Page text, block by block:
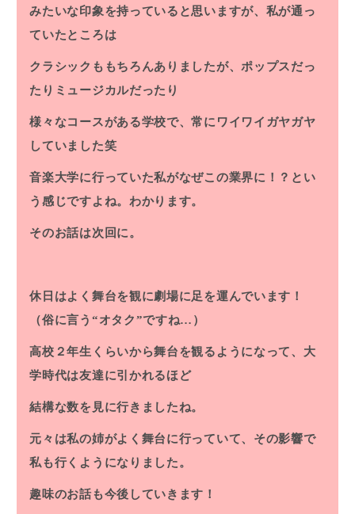
みたいな印象を持っていると思いますが、私が通っ
ていたところは
クラシックももちろんありましたが、ポップスだっ
たりミュージカルだったり
様々なコースがある学校で、常にワイワイガヤガヤ
していました笑
音楽大学に行っていた私がなぜこの業界に！？とい
う感じですよね。わかります。
そのお話は次回に。
休日はよく舞台を観に劇場に足を運んでいます！
（俗に言う“オタク”ですね…）
高校２年生くらいから舞台を観るようになって、大
学時代は友達に引かれるほど
結構な数を見に行きましたね。
元々は私の姉がよく舞台に行っていて、その影響で
私も行くようになりました。
趣味のお話も今後していきます！